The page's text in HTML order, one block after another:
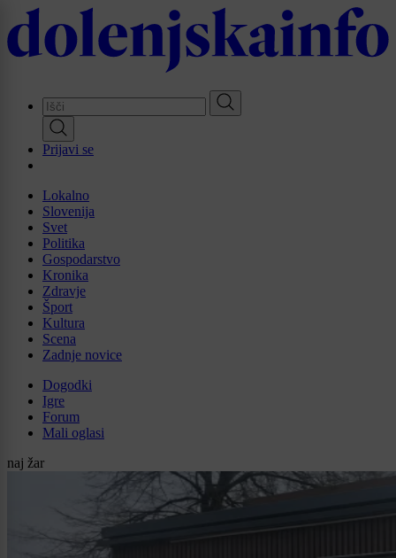
Skip
to
main
Prijavi se
Lokalno
Slovenija
Svet
Politika
Gospodarstvo
Kronika
Zdravje
Šport
Kultura
Scena
Zadnje novice
Dogodki
Igre
Forum
Mali oglasi
naj žar